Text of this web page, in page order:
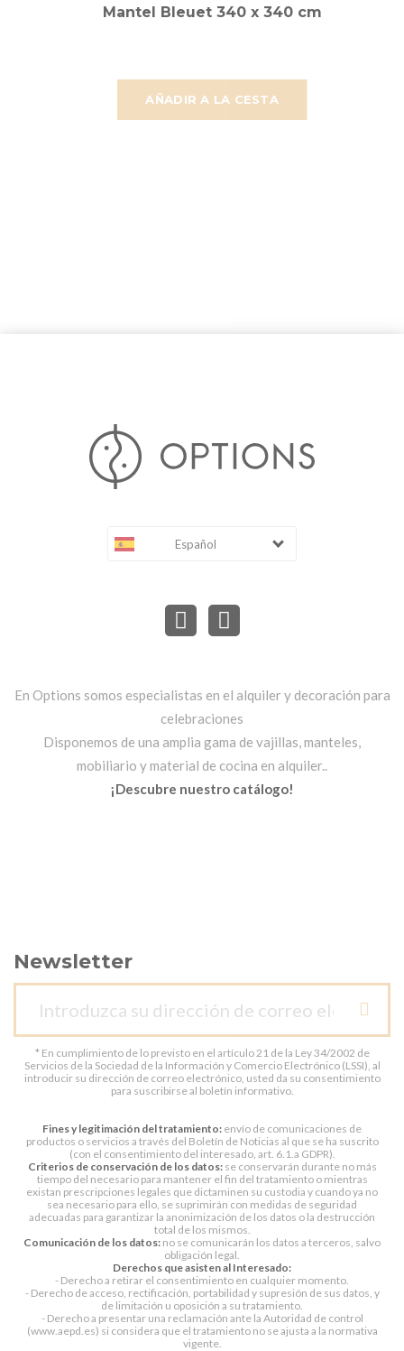
AÑADIR A LA CESTA
Mantel Bleuet 340 x 340 cm
Español
En Options somos especialistas en el alquiler y decoración para
celebraciones
Disponemos de una amplia gama de vajillas, manteles,
mobiliario y material de cocina en alquiler..
¡Descubre nuestro catálogo!
Newsletter
* En cumplimiento de lo previsto en el artículo 21 de la Ley 34/2002 de
Servicios de la Sociedad de la Información y Comercio Electrónico (LSSI), al
introducir su dirección de correo electrónico, usted da su consentimiento
para suscribirse al boletín informativo.
Fines y legitimación del tratamiento: envío de comunicaciones de
productos o servicios a través del Boletín de Noticias al que se ha suscrito
(con el consentimiento del interesado, art. 6.1.a GDPR).
Criterios de conservación de los datos:se conservarán durante no más
tiempo del necesario para mantener el fin del tratamiento o mientras
existan prescripciones legales que dictaminen su custodia y cuando ya no
sea necesario para ello, se suprimirán con medidas de seguridad
adecuadas para garantizar la anonimización de los datos o la destrucción
total de los mismos.
Comunicación de los datos: no se comunicarán los datos a terceros, salvo
obligación legal.
Derechos que asisten al Interesado:
- Derecho a retirar el consentimiento en cualquier momento.
- Derecho de acceso, rectificación, portabilidad y supresión de sus datos, y
de limitación u oposición a su tratamiento.
- Derecho a presentar una reclamación ante la Autoridad de control
(www.aepd.es) si considera que el tratamiento no se ajusta a la normativa
vigente.